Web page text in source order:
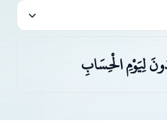
لِيَوْمِ الْحِسَابِ